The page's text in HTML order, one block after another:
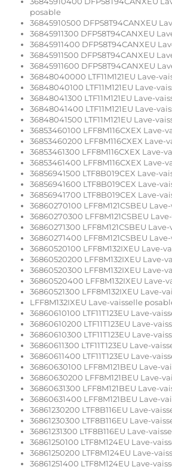
posable
36845910500 DFP58T94CANXEU
36845911300 DFP58T94CANXEU
36845911400 DFP58T94CANXEU
36845911500 DFP58T94CANXEU
36845911600 DFP58T94CANXEU
36848040000 LTF11M121EU Lave-
36848040100 LTF11M121EU Lave-
36848041300 LTF11M121EU Lave-
36848041400 LTF11M121EU Lave-
36848041500 LTF11M121EU Lave-
36853460100 LFF8M116CXEX Lave-
36853460200 LFF8M116CXEX Lave-
36853461300 LFF8M116CXEX Lave-
36853461400 LFF8M116CXEX Lave-
36856941500 LTF8B019CEX Lave-
36856941600 LTF8B019CEX Lave-
36856941700 LTF8B019CEX Lave-
36860270100 LFF8M121CSBEU
36860270300 LFF8M121CSBEU
36860271300 LFF8M121CSBEU
36860271400 LFF8M121CSBEU
36860520100 LFF8M132IXEU Lave-
36860520200 LFF8M132IXEU Lave-
36860520300 LFF8M132IXEU Lave-
36860520400 LFF8M132IXEU Lave-
36860521300 LFF8M132IXEU Lave-
LFF8M132IXEU Lave-vaisselle
36860610100 LTF11T123EU Lave-
36860610200 LTF11T123EU Lave-
36860610300 LTF11T123EU Lave-
36860611300 LTF11T123EU Lave-
36860611400 LTF11T123EU Lave-
36860630100 LFF8M121BEU Lave-
36860630200 LFF8M121BEU Lave-
36860631300 LFF8M121BEU Lave-
36860631400 LFF8M121BEU Lave-
36861230200 LTF8B116EU Lave-
36861230300 LTF8B116EU Lave-
36861231300 LTF8B116EU Lave-
36861250100 LTF8M124EU Lave-
36861250200 LTF8M124EU Lave-
36861251400 LTF8M124EU Lave-